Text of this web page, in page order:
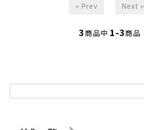
« Prev Next »
3商品中 1-3商品